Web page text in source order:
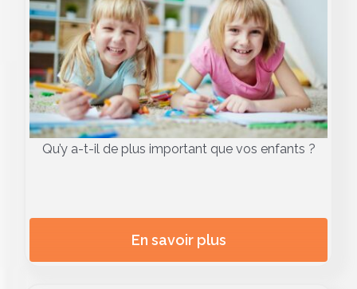
Qu’y a-t-il de plus important que vos enfants ?
En savoir plus